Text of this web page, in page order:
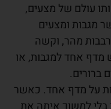
עולם של מצעים,
מגבות ומצעים
מהר, וקשה
מדף אחד למגבות, או
ברורים.
על מדף אחד. כאשר